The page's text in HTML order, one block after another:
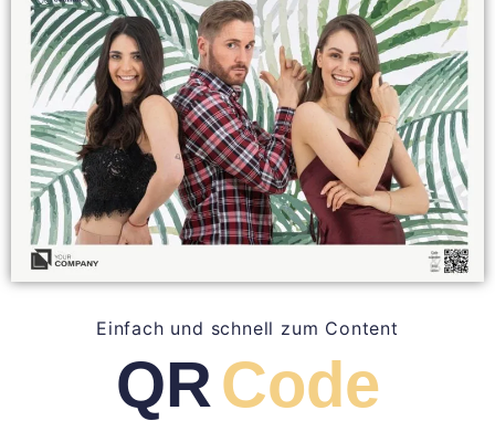
Einfach und schnell zum Content
QRCode